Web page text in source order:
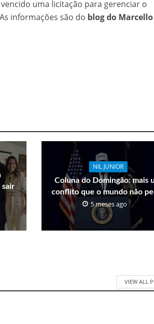
uma licitação para gerenciar o
informações são do blog do Marcello
sair
NIL JUNIOR
Coluna do Domingão: mais
conflito que o mundo não
5 meses ago
VIEW ALL